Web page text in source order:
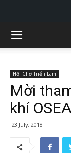
Hội Chợ Triển Lãm
Mời
khí
23 July, 2018